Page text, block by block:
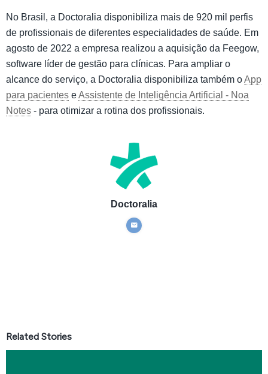
No Brasil, a Doctoralia disponibiliza mais de 920 mil perfis
de profissionais de diferentes especialidades de saúde. Em
agosto de 2022 a empresa realizou a aquisição da Feegow,
software líder de gestão para clínicas. Para ampliar o
alcance do serviço, a Doctoralia disponibiliza também oApp
para pacientes eAssistente de Inteligência Artificial - Noa
Notes - para otimizar a rotina dos profissionais.
Doctoralia
Related Stories